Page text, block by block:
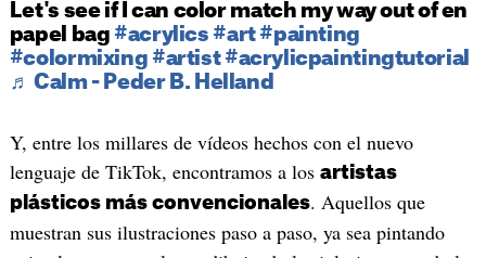
Let's see if I can color match my way out of en
papel bag #acrylics #art #painting
#colormixing #artist #acrylicpaintingtutorial
♬ Calm - Peder B. Helland
Y, entre los millares de vídeos hechos con el nuevo
lenguaje de TikTok, encontramos a los artistas
plásticos más convencionales. Aquellos que
muestran sus ilustraciones paso a paso, ya sea pintando